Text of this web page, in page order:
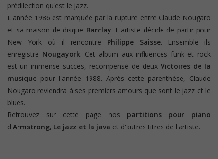
prédilection qu'est le jazz.
L'année 1986 est marquée par la rupture entre Claude Nougaro
et sa maison de disque Barclay. L'artiste décide de partir pour
New York où il rencontre Philippe Saisse. Ensemble ils
enregistre Nougayork. Cet album aux influences funk et rock
est un immense succès, récompensé de deux Victoires de la
musique pour l'année 1988. Après cette parenthèse, Claude
Nougaro reviendra à ses premiers amours que sont le jazz et le
blues.
Retrouvez sur cette page nos partitions pour piano
d'Armstrong, Le jazz et la java et d'autres titres de l'artiste.